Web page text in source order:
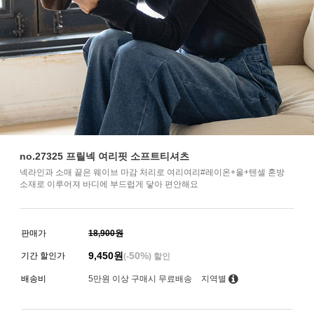
no.27325 프릴넥 여리핏 소프트티셔츠
넥라인과 소매 끝은 웨이브 마감 처리로 여리여리#레이온+울+텐셀 혼방
소재로 이루어져 바디에 부드럽게 닿아 편안해요
판매가 18,900원
기간 할인가 9,450원 (-50%) 할인
배송비 5만원 이상 구매시 무료배송 지역별